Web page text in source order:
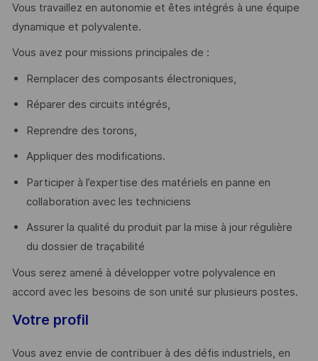
Vous travaillez en autonomie et êtes intégrés à une équipe
dynamique et polyvalente.
Vous avez pour missions principales de :
Remplacer des composants électroniques,
Réparer des circuits intégrés,
Reprendre des torons,
Appliquer des modifications.
Participer à l’expertise des matériels en panne en
collaboration avec les techniciens
Assurer la qualité du produit par la mise à jour régulière
du dossier de traçabilité
Vous serez amené à développer votre polyvalence en
accord avec les besoins de son unité sur plusieurs postes.
Votre profil
Vous avez envie de contribuer à des défis industriels, en